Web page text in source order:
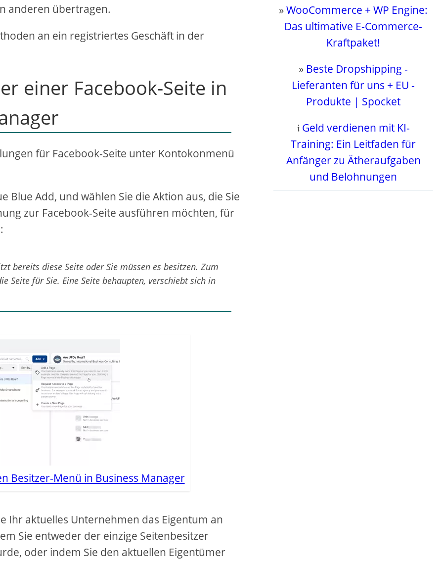
anderen übertragen.
an ein registriertes Geschäft in der
einer Facebook-Seite in
für Facebook-Seite unter Kontokonmenü
Blue Add, und wählen Sie die Aktion aus, die Sie
zur Facebook-Seite ausführen möchten, für
bereits diese Seite oder Sie müssen es besitzen. Zum
Seite für Sie. Eine Seite behaupten, verschiebt sich in
Besitzer-Menü in Business Manager
Ihr aktuelles Unternehmen das Eigentum an
Sie entweder der einzige Seitenbesitzer
oder indem Sie den aktuellen Eigentümer
»WooCommerce + WP Engine:
Das ultimative E-Commerce-
Kraftpaket!
» Beste Dropshipping -
Lieferanten für uns + EU -
Produkte | Spocket
𝔦 Geld verdienen mit KI-
Training: Ein Leitfaden für
Anfänger zu Ätheraufgaben
und Belohnungen